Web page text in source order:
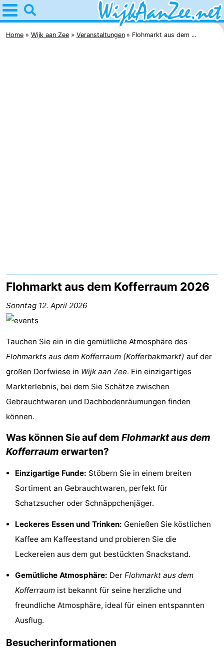
Home
Wijk
&
tun
-
Museen
-
Aussichtspunkte
Attraktionen
Spielplätze
-
Spielplätze
Zentren
Dörfer
&
Natur
Schwimmbader
Radfahren
Wandern
Golfplatze
-
Sportangeln
Essen
und
trinken
Veranstaltungen
Praktisch
Home Wijk aan Zee Veranstaltungen Flohmarkt aus dem ...
Flohmarkt aus dem Kofferraum 2026
Sonntag 12. April 2026
Tauchen Sie ein in die gemütliche Atmosphäre des
Flohmarkts aus dem Kofferraum (Kofferbakmarkt) auf der
großen Dorfwiese in Wijk aan Zee. Ein einzigartiges
Markterlebnis, bei dem Sie Schätze zwischen
Gebrauchtwaren und Dachbodenräumungen finden
können.
Was können Sie auf dem Flohmarkt aus dem
Kofferraum erwarten?
Einzigartige Funde: Stöbern Sie in einem breiten
Sortiment an Gebrauchtwaren, perfekt für
Schatzsucher oder Schnäppchenjäger.
Leckeres Essen und Trinken: Genießen Sie köstlichen
Kaffee am Kaffeestand und probieren Sie die
Leckereien aus dem gut bestückten Snackstand.
Gemütliche Atmosphäre: Der Flohmarkt aus dem
Kofferraum ist bekannt für seine herzliche und
freundliche Atmosphäre, ideal für einen entspannten
Ausflug.
Besucherinformationen